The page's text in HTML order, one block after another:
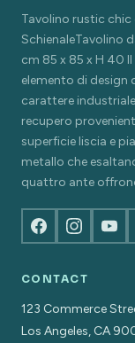
Tavolino rustic
SchienaleTavolino
cm 85 x 85 x H 40
elemento di design
carattere
recupero
superficie liscia e
metallo che
quattro ante
CONTACT
123 Commerce
Los Angeles, CA